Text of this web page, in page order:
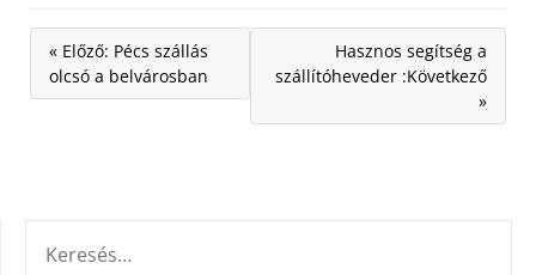
« Előző: Pécs szállás
olcsó a belvárosban
Hasznos segítség a
szállítóheveder :Következő
»